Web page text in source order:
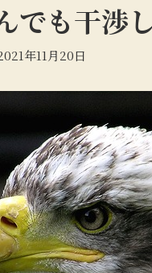
でも干渉
年11月20日